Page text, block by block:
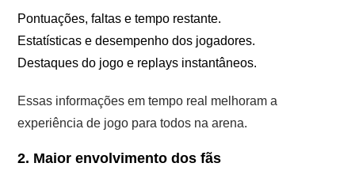
Pontuações, faltas e tempo restante.
Estatísticas e desempenho dos jogadores.
Destaques do jogo e replays instantâneos.
Essas informações em tempo real melhoram a
experiência de jogo para todos na arena.
2. Maior envolvimento dos fãs